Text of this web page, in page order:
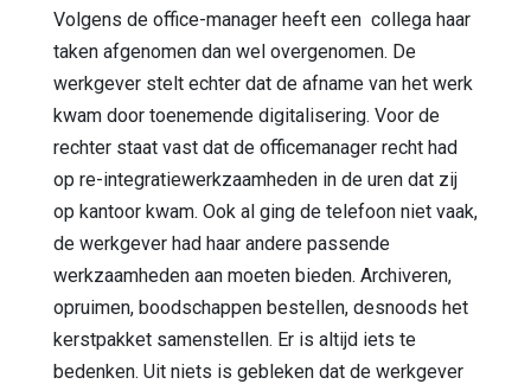
Volgens de office-manager heeft een collega haar
taken afgenomen dan wel overgenomen. De
werkgever stelt echter dat de afname van het werk
kwam door toenemende digitalisering. Voor de
rechter staat vast dat de officemanager recht had
op re-integratiewerkzaamheden in de uren dat zij
op kantoor kwam. Ook al ging de telefoon niet vaak,
de werkgever had haar andere passende
werkzaamheden aan moeten bieden. Archiveren,
opruimen, boodschappen bestellen, desnoods het
kerstpakket samenstellen. Er is altijd iets te
bedenken. Uit niets is gebleken dat de werkgever